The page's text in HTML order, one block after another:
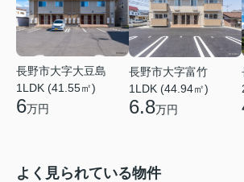
長野市大字大豆島
1LDK (41.55㎡)
6万円
長野市大字富竹
1LDK (44.94㎡)
6.8万円
よく見られている物件